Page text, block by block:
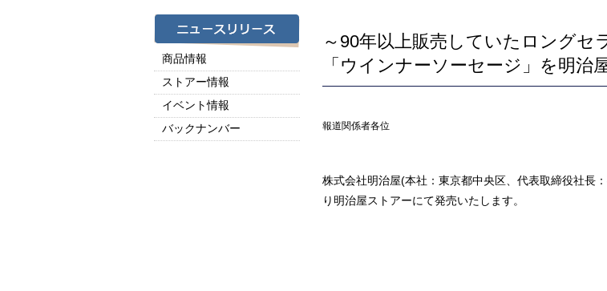
商品情報
ストアー情報
イベント情報
バックナンバー
～90年以上販売していたロングセ
「ウインナーソーセージ」を明治
報道関係者各位
株式会社明治屋(本社：東京都中央区、代表取締役社長
り明治屋ストアーにて発売いたします。